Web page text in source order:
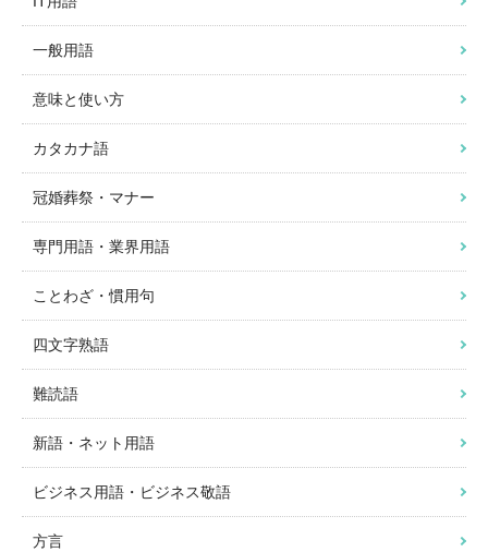
一般用語
意味と使い方
カタカナ語
冠婚葬祭・マナー
専門用語・業界用語
ことわざ・慣用句
四文字熟語
難読語
新語・ネット用語
ビジネス用語・ビジネス敬語
方言